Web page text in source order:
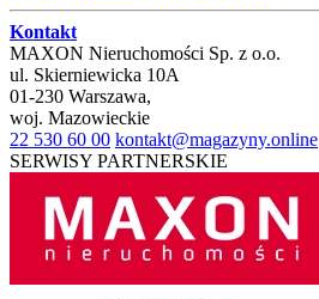
Kontakt
MAXON Nieruchomości Sp. z o.o.
ul. Skierniewicka 10A
01-230 Warszawa,
woj. Mazowieckie
22 530 60 00 kontakt@magazyny.online
SERWISY PARTNERSKIE